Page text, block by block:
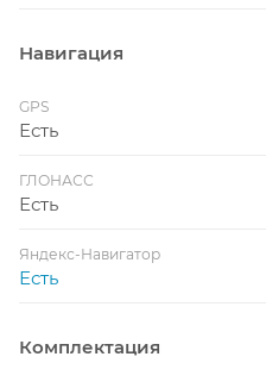
Навигация
GPS
Есть
ГЛОНАСС
Есть
Яндекс-Навигатор
Есть
Комплектация